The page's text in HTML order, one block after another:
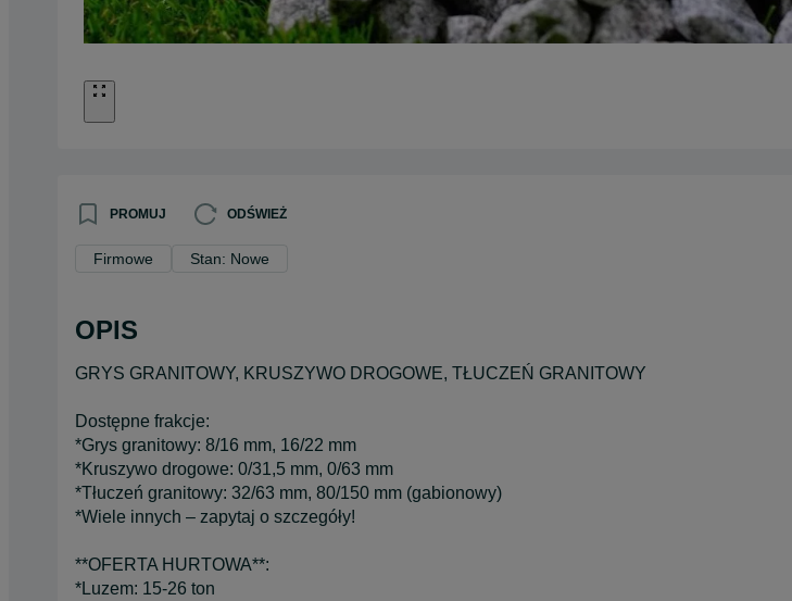
PROMUJ ODŚWIEŻ
Firmowe Stan: Nowe
OPIS
GRYS GRANITOWY, KRUSZYWO DROGOWE, TŁUCZEŃ GRANITOWY
Dostępne frakcje:
*Grys granitowy: 8/16 mm, 16/22 mm
*Kruszywo drogowe: 0/31,5 mm, 0/63 mm
*Tłuczeń granitowy: 32/63 mm, 80/150 mm (gabionowy)
*Wiele innych – zapytaj o szczegóły!
**OFERTA HURTOWA**:
*Luzem: 15-26 ton